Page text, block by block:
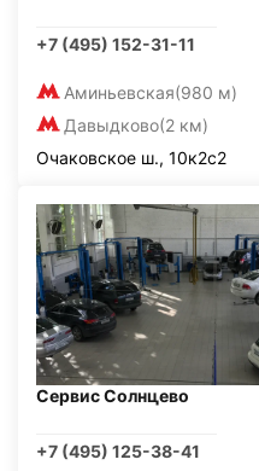
+7 (495) 152-31-11
Аминьевская(980 м)
Давыдково(2 км)
Очаковское ш., 10к2с2
Сервис Солнцево
+7 (495) 125-38-41